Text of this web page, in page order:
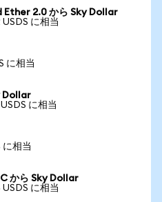
2.0 から Sky Dollar
に相当
に相当
Dollar
に相当
相当
から Sky Dollar
に相当